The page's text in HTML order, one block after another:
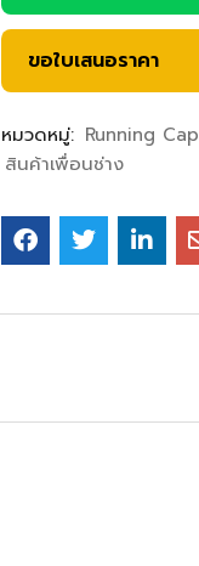
ขอใบเสนอราคา
หมวดหมู่: Running
สินค้าเพื่อนช่าง